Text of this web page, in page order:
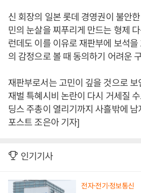
신 회장의 일본 롯데 경영권이 불안
민의 눈살을 찌푸리게 만드는 형제
런데도 이를 이유로 재판부에 보석
의 감정으로 볼 때 동의하기 어려운
재판부로서는 고민이 깊을 것으로
재벌 특혜시비 논란이 다시 거세질
딩스 주총이 열리기까지 사흘밖에
포스트 조은아 기자]
인기기사
전자·전기·정보통신